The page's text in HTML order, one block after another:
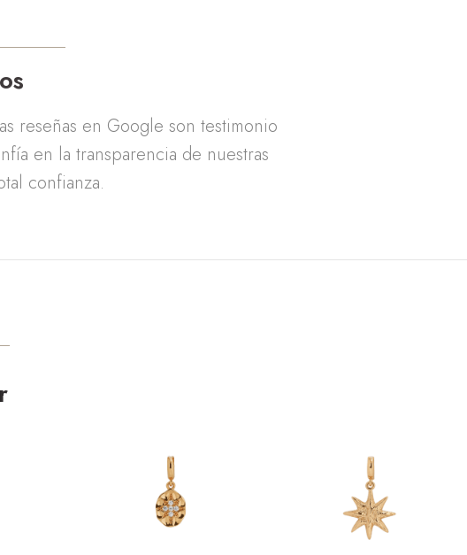
reseñas en Google son testimonio
en la transparencia de nuestras
confianza.